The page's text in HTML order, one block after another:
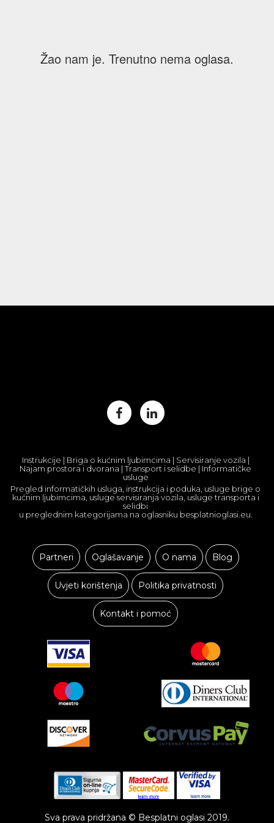
Žao nam je. Trenutno nema oglasa.
Instrukcije | Briga o kućnim ljubimcima | Servisiranje vozila |
Najam prostora i dvorana | Transport i selidbe | Informatičke
usluge
Pregled informatičkih usluga, instrukcija i poduka, usluge brige o
kućnim ljubimcima, usluge servisiranja vozila, usluge transporta i
selidbi
u preglednim kategorijama na oglasniku besplatnioglasi.eu.
Partneri Oglašavanje O nama Blog
Uvjeti korištenja Politika privatnosti
Kontakt i pomoć
Sva prava pridržana © Besplatni oglasi 2019.